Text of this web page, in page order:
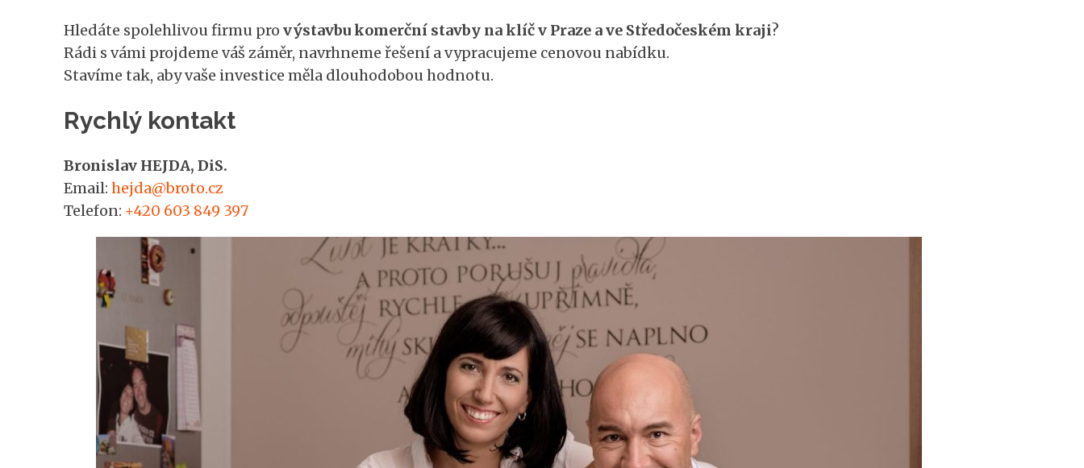
Hledáte spolehlivou firmu pro výstavbu komerční stavby na klíč v Praze a ve Středočeském kraji?
Rádi s vámi projdeme váš záměr, navrhneme řešení a vypracujeme cenovou nabídku.
Stavíme tak, aby vaše investice měla dlouhodobou hodnotu.
Rychlý kontakt
Bronislav HEJDA, DiS.
Email: hejda@broto.cz
Telefon: +420 603 849 397